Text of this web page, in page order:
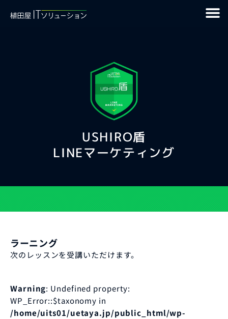
USHIRO盾
LINEマーケティング
ラーニング
次のレッスンを受講いただけます。
Warning: Undefined property:
WP_Error::$taxonomy in
/home/uits01/uetaya.jp/public_html/wp-